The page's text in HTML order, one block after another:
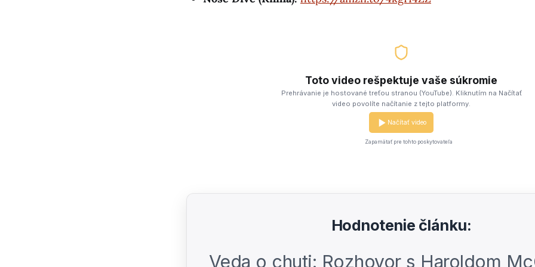
Toto video rešpektuje vaše súkromie
Prehrávanie je hostované treťou stranou (YouTube). Kliknutím na Načítať
video povolíte načítanie z tejto platformy.
Načítať video
Zapamätať pre tohto poskytovateľa
Hodnotenie článku:
Veda o chuti: Rozhovor s Haroldom